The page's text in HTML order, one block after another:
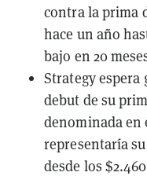
contra la prima
hace un año
bajo en 20
Strategy espera
debut de su
denominada en
representaría
desde los